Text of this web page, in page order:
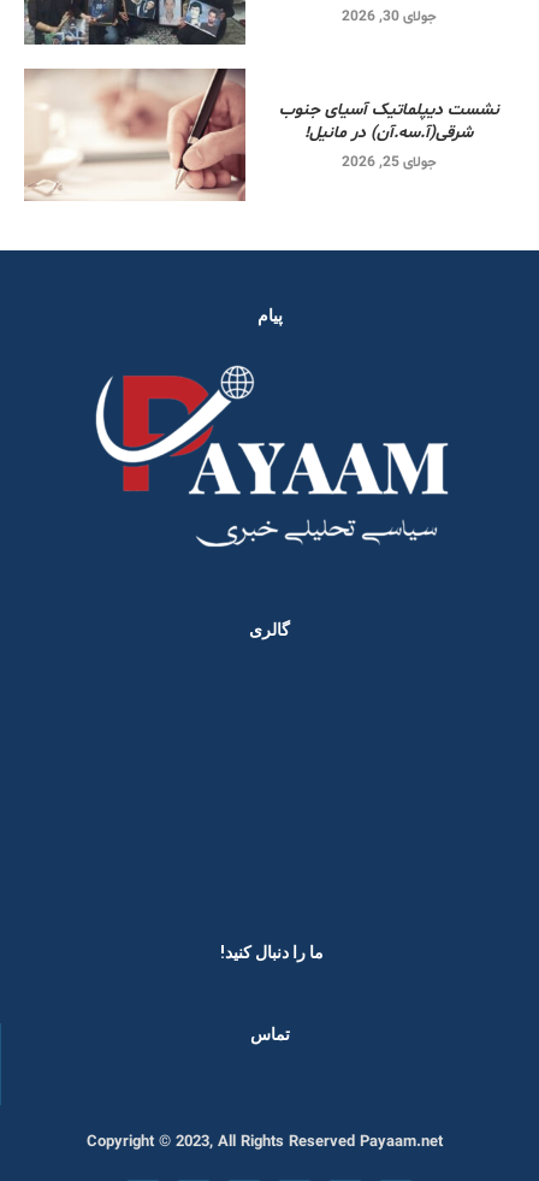
جولای 30, 2026
نشست دیپلماتیک آسیای جنوب
شرقی‌(آ.سه.آن) در مانیل!
جولای 25, 2026
پیام
گالری
ما را دنبال کنید! ​
تماس
Copyright © 2023, All Rights Reserved Payaam.net